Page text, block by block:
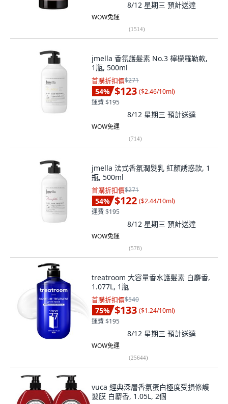
8/12 星期三 預計送達
WOW免運
(1514)
jmella 香氛護髮素 No.3 檸檬羅勒款,
1瓶, 500ml
首購折扣價$271
54% $123 ($2.46/10ml)
運費 $195
8/12 星期三 預計送達
WOW免運
(714)
jmella 法式香氛潤髮乳 紅顏誘惑款, 1
瓶, 500ml
首購折扣價$271
54% $122 ($2.44/10ml)
運費 $195
8/12 星期三 預計送達
WOW免運
(578)
treatroom 大容量香水護髮素 白麝香,
1.077L, 1瓶
首購折扣價$540
75% $133 ($1.24/10ml)
運費 $195
8/12 星期三 預計送達
WOW免運
(25644)
vuca 經典深層香氛蛋白極度受損修護
髮膜 白麝香, 1.05L, 2個